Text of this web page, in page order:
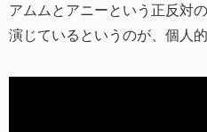
アムムとアニーという正反対
演じているというのが、個人